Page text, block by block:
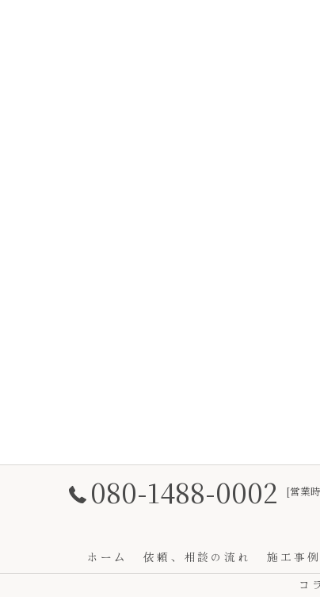
080-1488-0002 [営業
ホーム 依頼、相談の流れ 施工事例
コ